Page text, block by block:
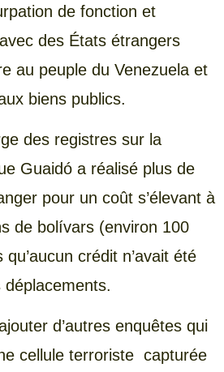
de fonction et
des États étrangers
au peuple du Venezuela et
biens publics.
des registres sur la
Guaidó a réalisé plus de
pour un coût s’élevant à
de bolívars (environ 100
crédit n’avait été
d’autres enquêtes qui
cellule terroriste capturée